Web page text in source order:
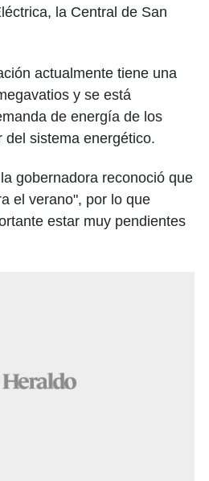
la Central de San
actualmente tiene una
y se está
de energía de los
del sistema energético.
gobernadora reconoció que
el verano", por lo que
estar muy pendientes